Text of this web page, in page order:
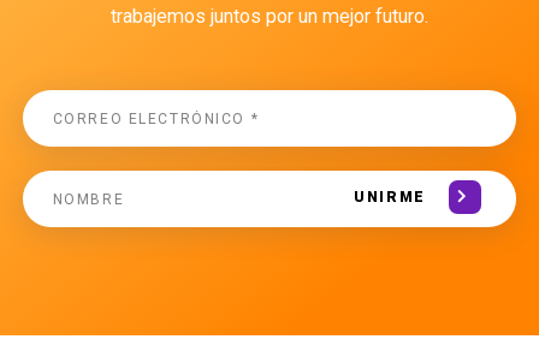
trabajemos juntos por un mejor futuro.
UNIRME